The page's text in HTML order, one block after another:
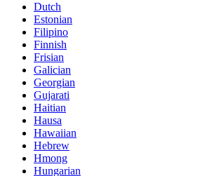
Dutch
Estonian
Filipino
Finnish
Frisian
Galician
Georgian
Gujarati
Haitian
Hausa
Hawaiian
Hebrew
Hmong
Hungarian